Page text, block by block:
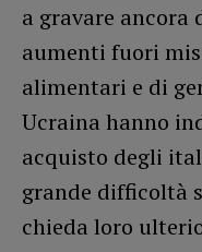
a gravare ancora
aumenti fuori
alimentari e di
Ucraina hanno
acquisto degli
grande difficoltà
chieda loro